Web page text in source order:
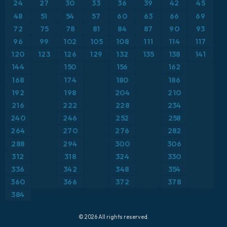
ICON Alemania 2 km
Caribe
Escandinavia
Estados Unidos
Europa
Francia
Grecia
Islandia
Anomalía de temperatura a 850 hPa
CAPE
Precipitación, nubes y presión
Profundidad de nieve
Punto de rocío a 2 m
Ráfagas de Viento Máximas
Ráfagas de viento
24
27 30 33 36 39 42 45
48 51 54 57 60 63 66
69
72
75 78 81 84 87 90 93
96 99 102 105 108 111 114
117
120
123 126 129 132 135 138
141
144
150 156
162
168
174 180
186
192
198 204
210
216
222 228 234
240 246 252 258
264 270 276
282
288
294 300
306
312
318 324
330
336
342 348 354
360 366 372 378
384
© 2026 All rights reserved.